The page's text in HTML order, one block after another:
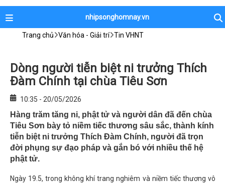
nhipsonghomnay.vn
Trang chủ Văn hóa - Giải trí Tin VHNT
Dòng người tiễn biệt ni trưởng Thích
Đàm Chính tại chùa Tiêu Sơn
10:35 - 20/05/2026
Hàng trăm tăng ni, phật tử và người dân đã đến chùa
Tiêu Sơn bày tỏ niềm tiếc thương sâu sắc, thành kính
tiễn biệt ni trưởng Thích Đàm Chính, người đã trọn
đời phụng sự đạo pháp và gắn bó với nhiều thế hệ
phật tử.
Ngày 19.5, trong không khí trang nghiêm và niềm tiếc thương vô